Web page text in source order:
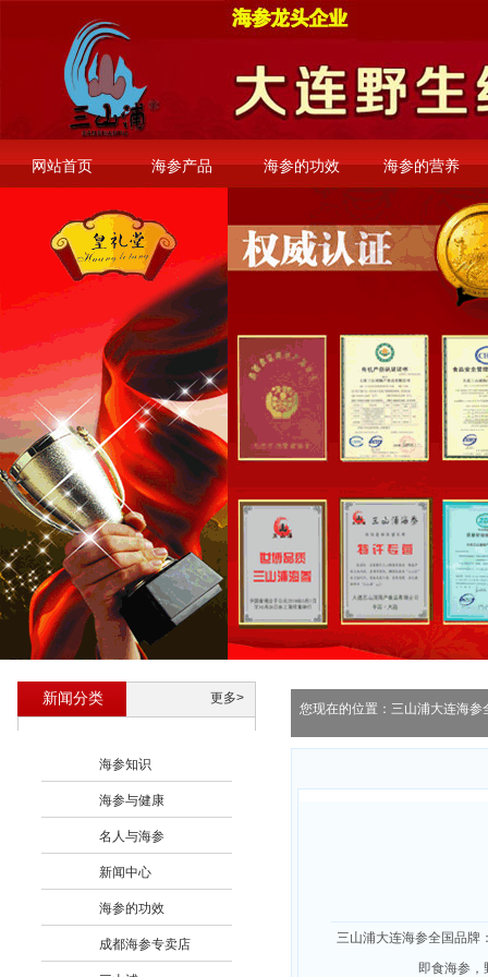
网站首页 海参产品 海参的功效 海参的营养
您现在的位置： 三山浦大连海参
新闻分类 更多>
海参知识
海参与健康
名人与海参
新闻中心
海参的功效
成都海参专卖店
三山浦大连海参全国品牌
即食海参